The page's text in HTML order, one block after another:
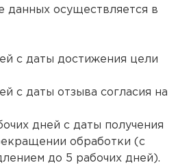
данных осуществляется в
с даты достижения цели
с даты отзыва согласия на
дней с даты получения
обработки (с
до 5 рабочих дней).